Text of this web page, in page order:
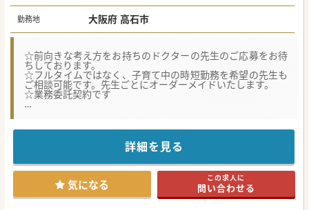
勤務地 大阪府 高石市
☆前向きな考え方をお持ちのドクターの先生のご応募をお待
ちしております。
☆フルタイムではなく、子育て中の時短勤務を希望の先生も
ご相談可能です。先生ごとにオーダーメイドいたします。
☆業務委託契約です
法人よりお預かりした求人です。豊富なノウハウから、先生
のご意向に沿った提案が可能です。
■自己負担無しで開業資金や運転資金等の支援を受けられ、
費用面における先生の責任が発生しない契約を取り交わしで
きる点が最大の特徴の1つです。
■開設者としてご勤務いただきますが、運転資金の融資や設
備投資、採用やレセプト等の事務手続き等、諸々のサポート
も法人側が行いますので、「リスクを抑えて開業したい」と
詳細を見る
気になる この求人に
問い合わせる